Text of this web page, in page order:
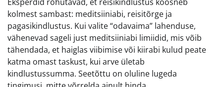
kolmest sambast: meditsiiniabi, reisitõrge ja
pagasikindlustus. Kui valite “odavaima” lahenduse,
vähenevad sageli just meditsiiniabi limiidid, mis võib
tähendada, et haiglas viibimise või kiirabi kulud peate
katma omast taskust, kui arve ületab
kindlustussumma. Seetõttu on oluline lugeda